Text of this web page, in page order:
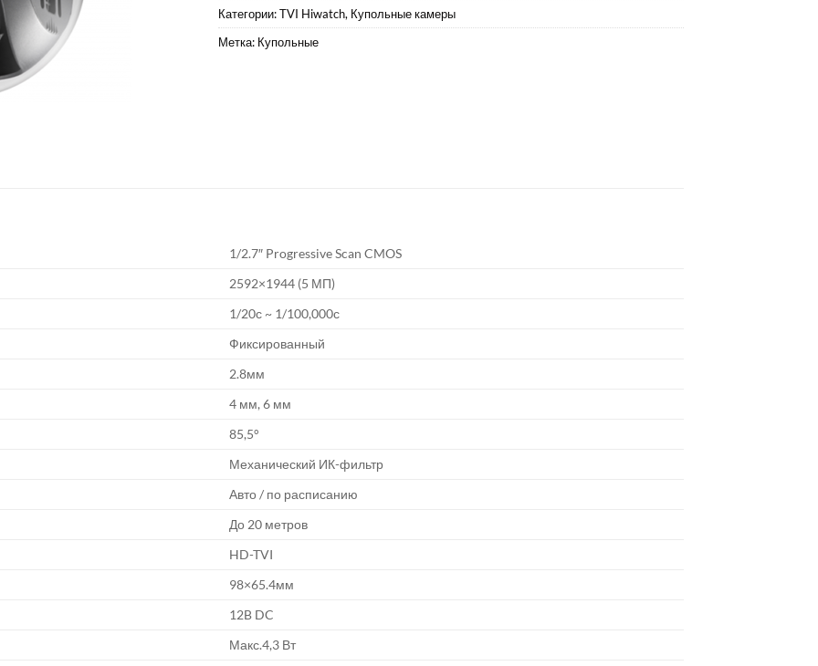
Категории:TVI Hiwatch, Купольные камеры
Метка: Купольные
1/2.7″ Progressive Scan CMOS
2592×1944 (5 МП)
1/20с ~ 1/100,000с
Фиксированный
2.8мм
4 мм, 6 мм
85,5°
Механический ИК-фильтр
Авто / по расписанию
До 20 метров
HD-TVI
98×65.4мм
12B DC
Макс.4,3 Вт